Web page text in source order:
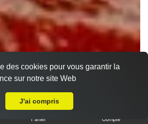
Panier Compte
des cookies pour vous garantir la
sur notre site Web
J'ai compris